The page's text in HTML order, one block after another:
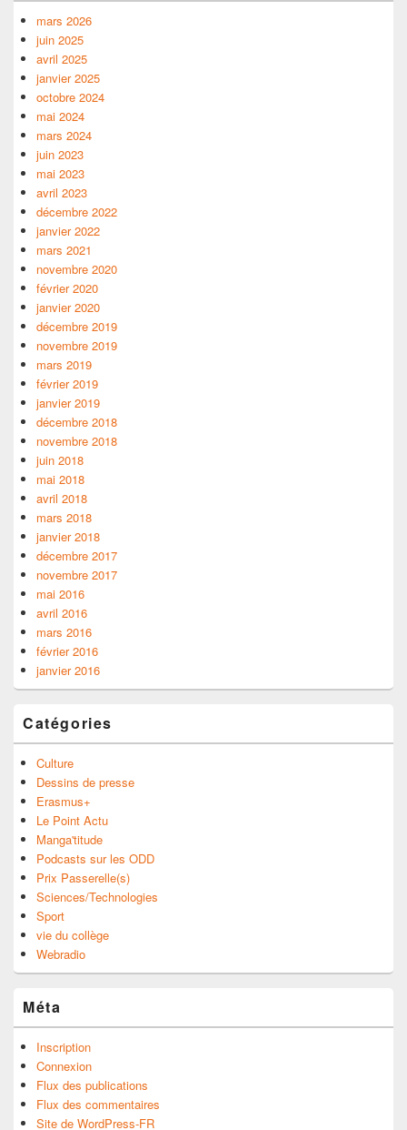
mars 2026
juin 2025
avril 2025
janvier 2025
octobre 2024
mai 2024
mars 2024
juin 2023
mai 2023
avril 2023
décembre 2022
janvier 2022
mars 2021
novembre 2020
février 2020
janvier 2020
décembre 2019
novembre 2019
mars 2019
février 2019
janvier 2019
décembre 2018
novembre 2018
juin 2018
mai 2018
avril 2018
mars 2018
janvier 2018
décembre 2017
novembre 2017
mai 2016
avril 2016
mars 2016
février 2016
janvier 2016
Catégories
Culture
Dessins de presse
Erasmus+
Le Point Actu
Manga'titude
Podcasts sur les ODD
Prix Passerelle(s)
Sciences/Technologies
Sport
vie du collège
Webradio
Méta
Inscription
Connexion
Flux des publications
Flux des commentaires
Site de WordPress-FR